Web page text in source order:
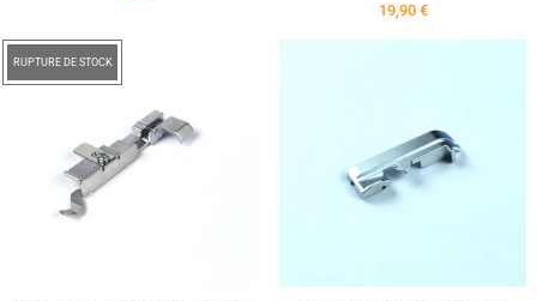
19,90 €
RUPTURE DE STOCK